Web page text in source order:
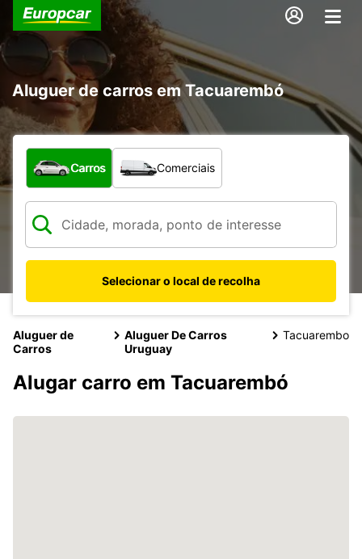
Aluguer de carros em Tacuarembó
Que tipo de veículo pretende?
Carros Comerciais
Selecionar o local de recolha
Aluguer de
Carros
Aluguer De Carros
Uruguay
Tacuarembo
Alugar carro em Tacuarembó